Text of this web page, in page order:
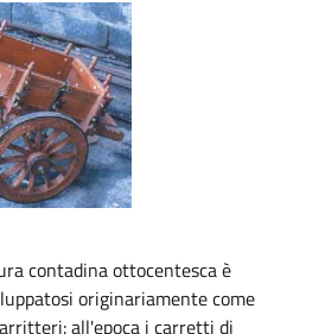
contadina ottocentesca è
originariamente come
all'epoca i carretti di